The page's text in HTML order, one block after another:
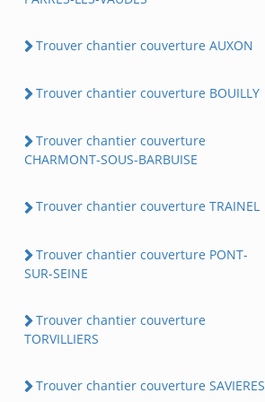
Trouver chantier couverture AUXON
Trouver chantier couverture BOUILLY
Trouver chantier couverture
CHARMONT-SOUS-BARBUISE
Trouver chantier couverture TRAINEL
Trouver chantier couverture PONT-
SUR-SEINE
Trouver chantier couverture
TORVILLIERS
Trouver chantier couverture SAVIERES